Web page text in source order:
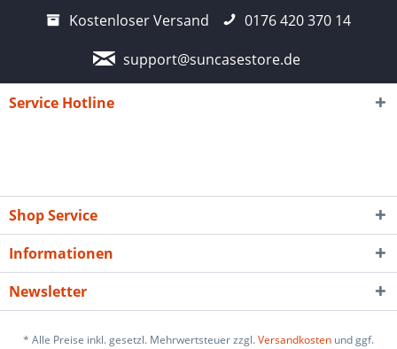
Kostenloser Versand
0176 420 370 14
support@suncasestore.de
Service Hotline
Shop Service
Informationen
Newsletter
* Alle Preise inkl. gesetzl. Mehrwertsteuer zzgl.Versandkosten und ggf.